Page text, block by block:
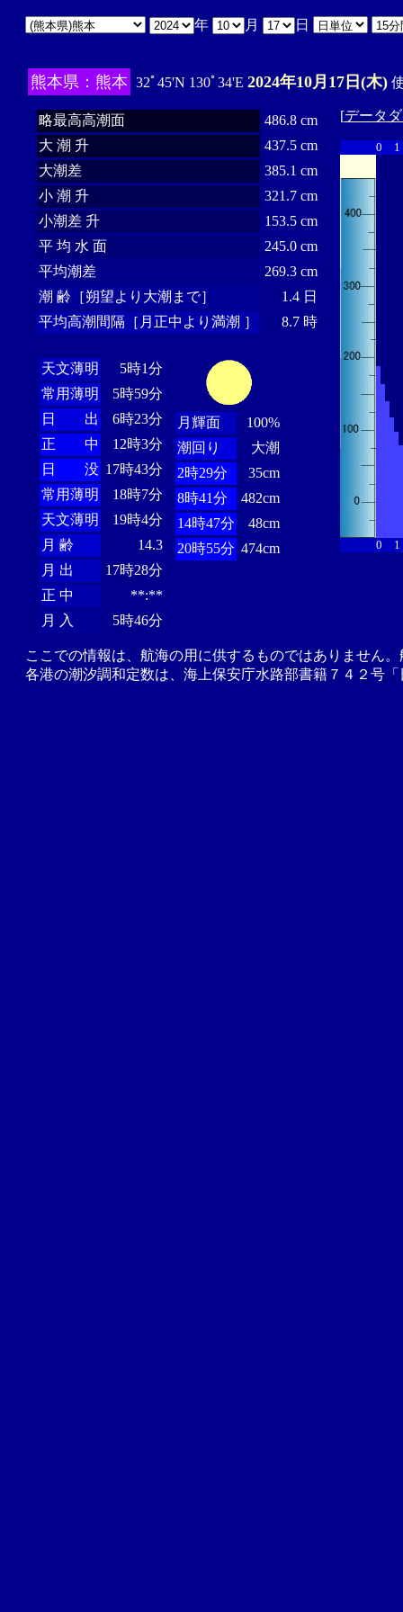
年 月 日
熊本県：熊本 32ﾟ45'N 130ﾟ34'E 2024年10月17日(木)
略最高高潮面
486.8 cm
大 潮 升
437.5 cm
大潮差
385.1 cm
小 潮 升
321.7 cm
小潮差 升
153.5 cm
平 均 水 面
245.0 cm
平均潮差
269.3 cm
潮 齢［朔望より大潮まで］
1.4 日
平均高潮間隔［月正中より満潮 ］
8.7 時
天文薄明
5時1分
常用薄明
5時59分
日 出
6時23分
正 中
12時3分
日 没 17時43分
常用薄明
18時7分
天文薄明
19時4分
月 齢
14.3
月 出
17時28分
正 中
**:**
月 入
5時46分
月輝面
100%
潮回り
大潮
2時29分
35cm
8時41分
482cm
14時47分
48cm
20時55分 474cm
[データ
0 1
0 1
ここでの情報は、航海の用に供するものではありません
各港の潮汐調和定数は、海上保安庁水路部書籍７４２号